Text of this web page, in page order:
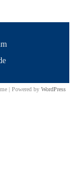
| Powered by WordPress